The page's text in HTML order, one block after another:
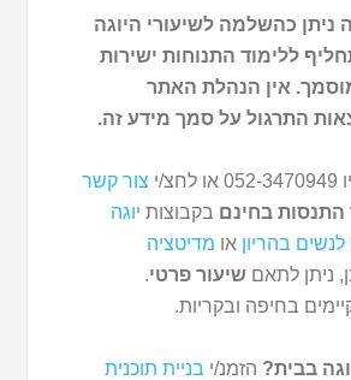
ניתן כהשלמה לשיעורי היוגה
ללימוד התנוחות ישירות
אין הנהלת האתר
התרגול על סמך מידע זה.
י
צור קשר
התנסות בחינם בקבוצות יוגה
לנשים בהריון או מדיטציה
ניתן לתאםשיעור פרטי.
בחיפה ובקריות.
בבית? הזמנ/י בניית תוכנית